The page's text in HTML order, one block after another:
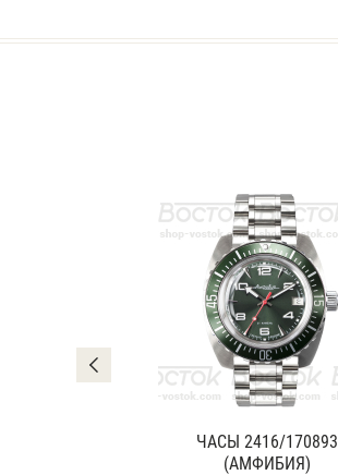
ЧАСЫ 2416/170893
(АМФИБИЯ)